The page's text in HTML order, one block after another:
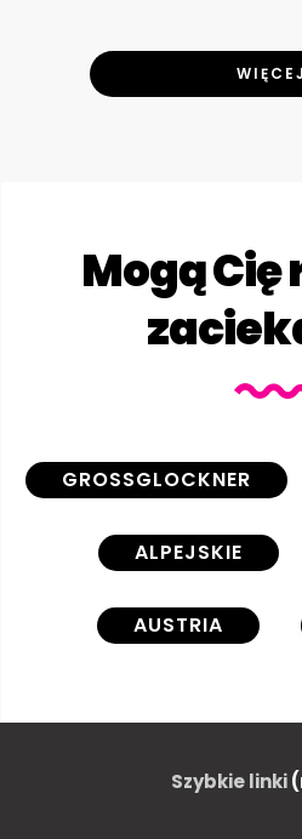
WIĘCEJ
Mogą Cię
GROSSGLOCKNER
ALPEJSKIE
AUSTRIA
EUROPASzybkie linki